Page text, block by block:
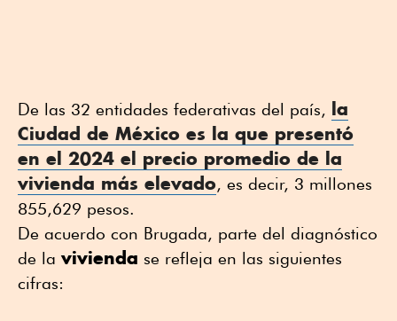
De las 32 entidades federativas del país, la
Ciudad de México es la que presentó
en el 2024 el precio promedio de la
vivienda más elevado, es decir, 3 millones
855,629 pesos.
De acuerdo con Brugada, parte del diagnóstico
de la vivienda se refleja en las siguientes
cifras: